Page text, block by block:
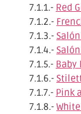
7.1.1.- Red
7.1.2.-
7.1.3.-
7.1.4.-
7.1.5.- Baby
7.1.6.-
7.1.7.- Pink
7.1.8.-